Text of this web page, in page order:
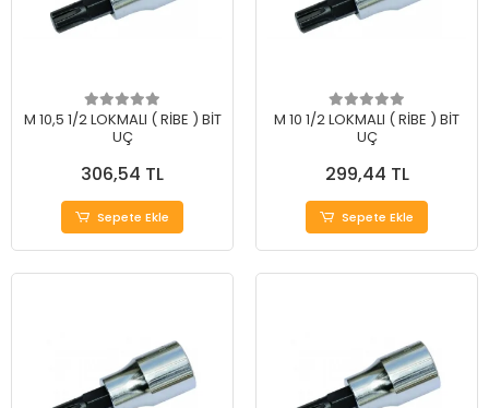
M 10,5 1/2 LOKMALI ( RİBE ) BİT
UÇ
306,54 TL
Sepete Ekle
M 10 1/2 LOKMALI ( RİBE ) BİT
UÇ
299,44 TL
Sepete Ekle